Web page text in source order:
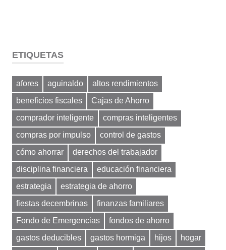
ETIQUETAS
afores aguinaldo
altos rendimientos
beneficios fiscales
Cajas de Ahorro
comprador inteligente
compras inteligentes
compras por impulso
control de gastos
cómo ahorrar
derechos del trabajador
disciplina financiera
educación financiera
estrategia
estrategia de ahorro
fiestas decembrinas
finanzas familiares
Fondo de Emergencias
fondos de ahorro
gastos deducibles
gastos hormiga hijos hogar